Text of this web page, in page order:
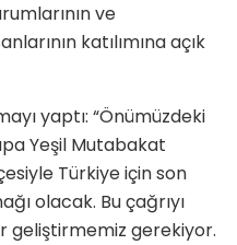
ve
katılımına açık
yaptı: “Önümüzdeki
Yeşil Mutabakat
Türkiye için son
olacak. Bu çağrıyı
geliştirmemiz gerekiyor.